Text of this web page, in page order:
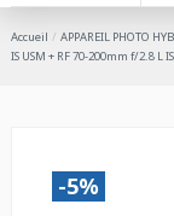
Accueil APPAREIL PHOTO
IS USM + RF 70-200mm f/2.8 L
-5%